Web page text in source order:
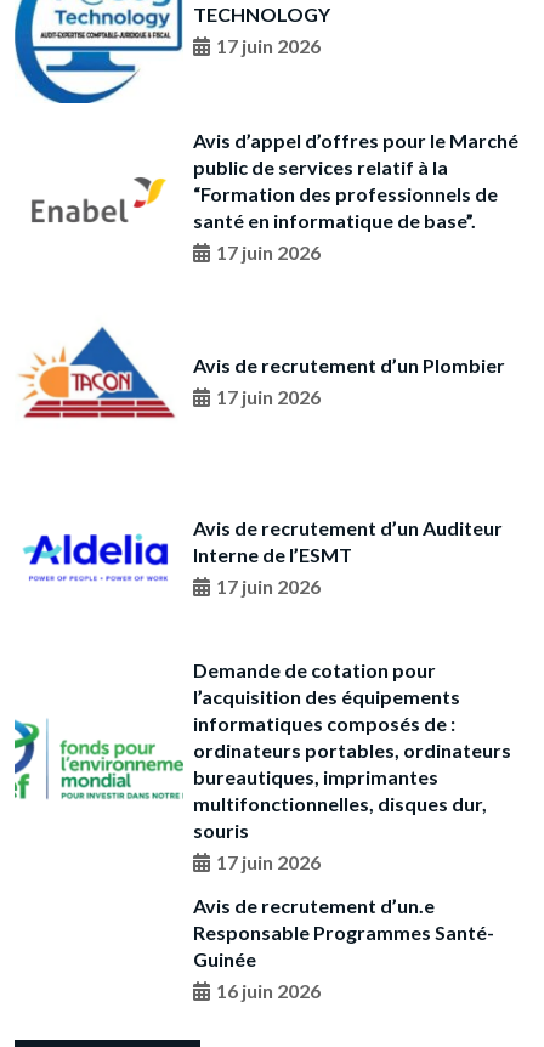
TECHNOLOGY
17 juin 2026
Avis d’appel d’offres pour le Marché
public de services relatif à la
“Formation des professionnels de
santé en informatique de base”.
17 juin 2026
Avis de recrutement d’un Plombier
17 juin 2026
Avis de recrutement d’un Auditeur
Interne de l’ESMT
17 juin 2026
Demande de cotation pour
l’acquisition des équipements
informatiques composés de :
ordinateurs portables, ordinateurs
bureautiques, imprimantes
multifonctionnelles, disques dur,
souris
17 juin 2026
Avis de recrutement d’un.e
Responsable Programmes Santé-
Guinée
16 juin 2026